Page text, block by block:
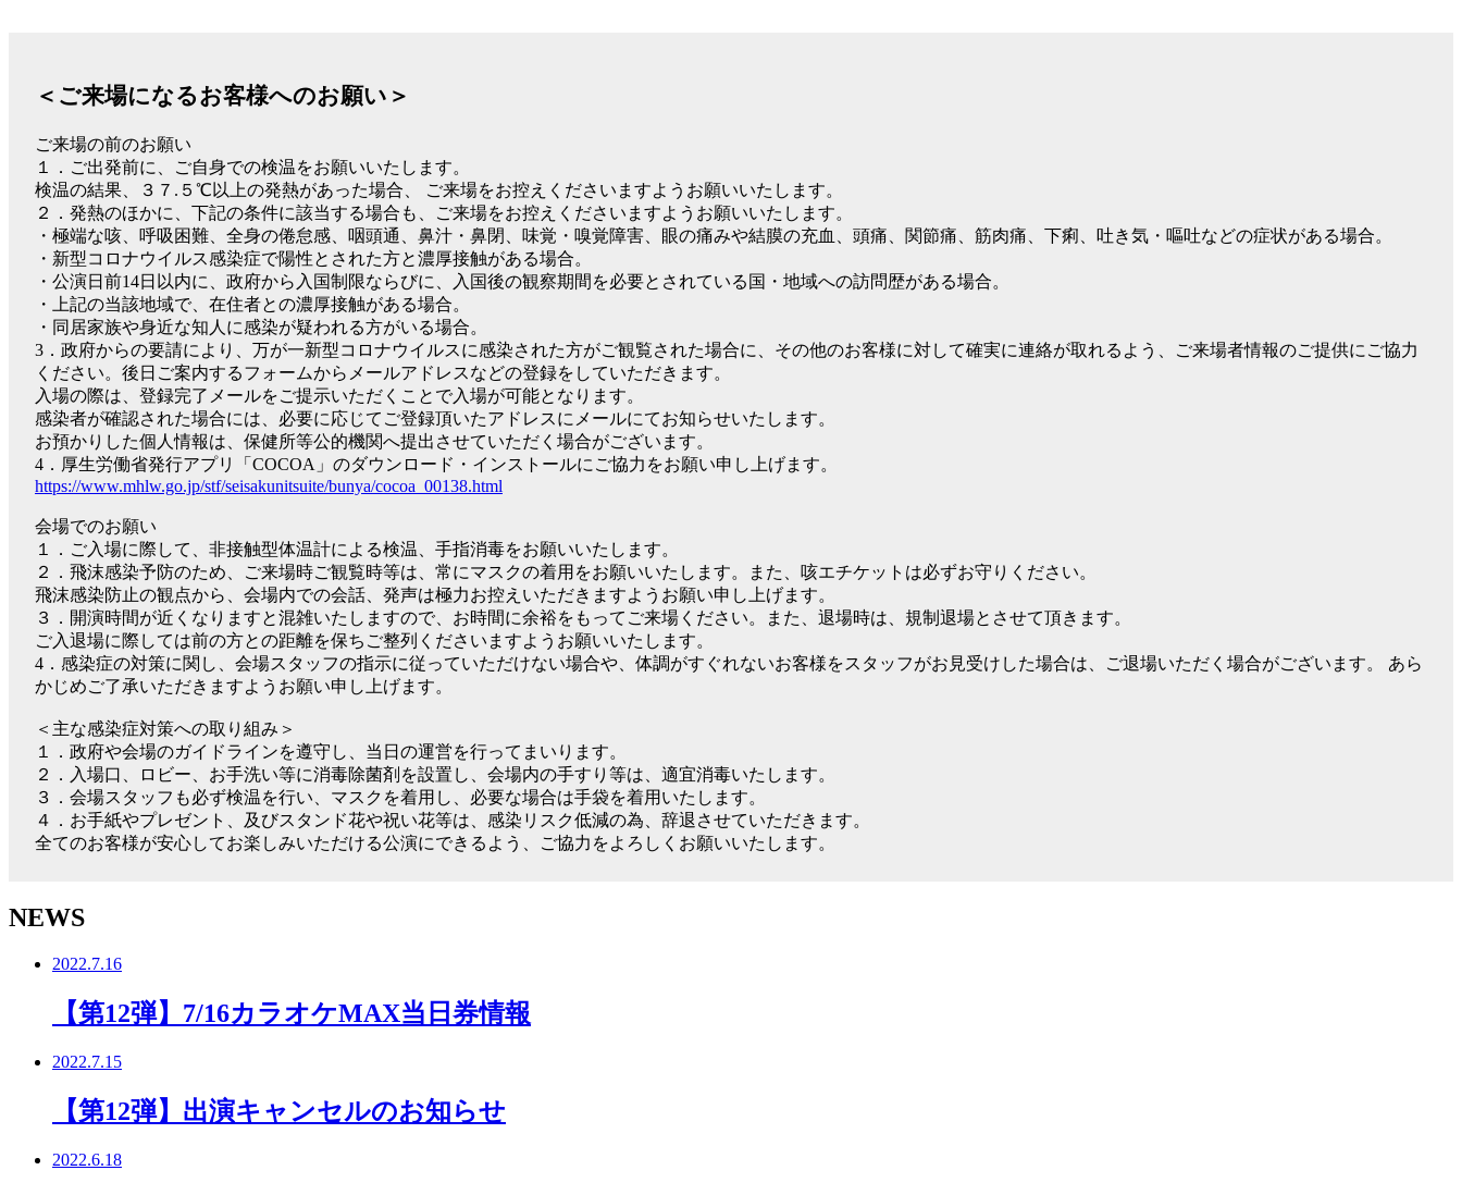
＜ご来場になるお客様へのお願い＞
ご来場の前のお願い
１．ご出発前に、ご自身での検温をお願いいたします。
検温の結果、３７.５℃以上の発熱があった場合、 ご来場をお控えくださいますようお願いいたします。
２．発熱のほかに、下記の条件に該当する場合も、ご来場をお控えくださいますようお願いいたします。
・極端な咳、呼吸困難、全身の倦怠感、咽頭通、鼻汁・鼻閉、味覚・嗅覚障害、眼の痛みや結膜の充血、頭痛、関節痛、筋肉痛、下痢、吐き気・嘔吐などの症状がある場合。
・新型コロナウイルス感染症で陽性とされた方と濃厚接触がある場合。
・公演日前14日以内に、政府から入国制限ならびに、入国後の観察期間を必要とされている国・地域への訪問歴がある場合。
・上記の当該地域で、在住者との濃厚接触がある場合。
・同居家族や身近な知人に感染が疑われる方がいる場合。
3．政府からの要請により、万が一新型コロナウイルスに感染された方がご観覧された場合に、その他のお客様に対して確実に連絡が取れるよう、ご来場者情報のご提供にご協力
ください。後日ご案内するフォームからメールアドレスなどの登録をしていただきます。
入場の際は、登録完了メールをご提示いただくことで入場が可能となります。
感染者が確認された場合には、必要に応じてご登録頂いたアドレスにメールにてお知らせいたします。
お預かりした個人情報は、保健所等公的機関へ提出させていただく場合がございます。
4．厚生労働省発行アプリ「COCOA」のダウンロード・インストールにご協力をお願い申し上げます。
https://www.mhlw.go.jp/stf/seisakunitsuite/bunya/cocoa_00138.html
会場でのお願い
１．ご入場に際して、非接触型体温計による検温、手指消毒をお願いいたします。
２．飛沫感染予防のため、ご来場時ご観覧時等は、常にマスクの着用をお願いいたします。また、咳エチケットは必ずお守りください。
飛沫感染防止の観点から、会場内での会話、発声は極力お控えいただきますようお願い申し上げます。
３．開演時間が近くなりますと混雑いたしますので、お時間に余裕をもってご来場ください。また、退場時は、規制退場とさせて頂きます。
ご入退場に際しては前の方との距離を保ちご整列くださいますようお願いいたします。
4．感染症の対策に関し、会場スタッフの指示に従っていただけない場合や、体調がすぐれないお客様をスタッフがお見受けした場合は、ご退場いただく場合がございます。 あら
かじめご了承いただきますようお願い申し上げます。
＜主な感染症対策への取り組み＞
１．政府や会場のガイドラインを遵守し、当日の運営を行ってまいります。
２．入場口、ロビー、お手洗い等に消毒除菌剤を設置し、会場内の手すり等は、適宜消毒いたします。
３．会場スタッフも必ず検温を行い、マスクを着用し、必要な場合は手袋を着用いたします。
４．お手紙やプレゼント、及びスタンド花や祝い花等は、感染リスク低減の為、辞退させていただきます。
全てのお客様が安心してお楽しみいただける公演にできるよう、ご協力をよろしくお願いいたします。
NEWS
2022.7.16
【第12弾】7/16カラオケMAX当日券情報
2022.7.15
【第12弾】出演キャンセルのお知らせ
2022.6.18